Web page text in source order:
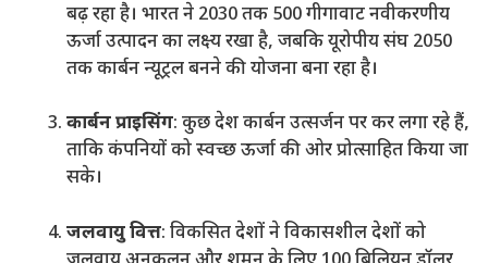
बढ़ रहा है। भारत ने 2030 तक 500 गीगावाट नवीकरणीय
ऊर्जा उत्पादन का लक्ष्य रखा है, जबकि यूरोपीय संघ 2050
तक कार्बन न्यूट्रल बनने की योजना बना रहा है।
कार्बन प्राइसिंग: कुछ देश कार्बन उत्सर्जन पर कर लगा रहे हैं,
ताकि कंपनियों को स्वच्छ ऊर्जा की ओर प्रोत्साहित किया जा
सके।
जलवायु वित्त: विकसित देशों ने विकासशील देशों को